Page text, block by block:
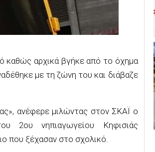
καθώς αρχικά βγήκε από το όχημα
με τη ζώνη του και διάβαζε
ανέφερε μιλώντας στον ΣΚΑΪ ο
2ου νηπιαγωγείου Κηφισιάς
που ξέχασαν στο σχολικό.